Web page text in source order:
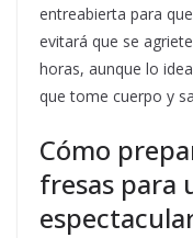
entreabierta para
evitará que se
horas, aunque lo
que tome cuerpo y
Cómo
fresas para